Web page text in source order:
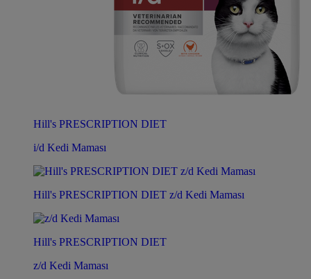
Hill's PRESCRIPTION DIET
i/d Kedi Maması
Hill's PRESCRIPTION DIET z/d Kedi Maması
Hill's PRESCRIPTION DIET
z/d Kedi Maması